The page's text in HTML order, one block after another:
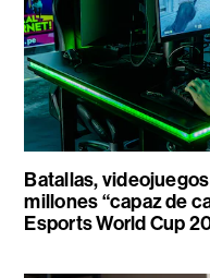
Batallas,
millones “capaz de
Esports World Cup